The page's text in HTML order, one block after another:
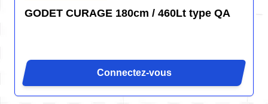
GODET CURAGE 180cm / 460Lt type QA
Connectez-vous